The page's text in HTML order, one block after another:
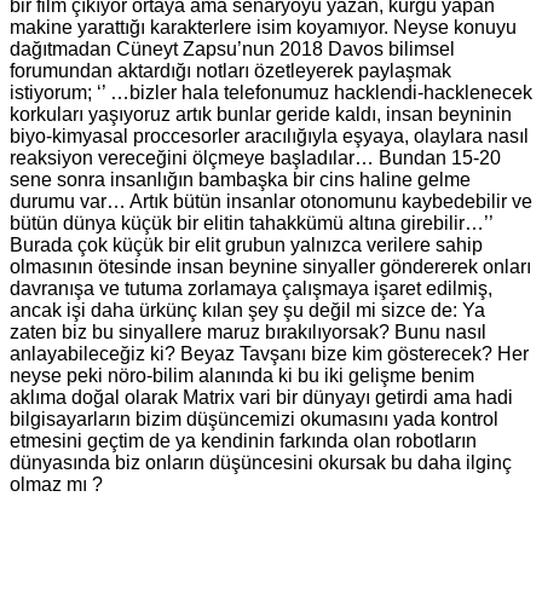
bir film çıkıyor ortaya ama senaryoyu yazan, kurgu yapan
makine yarattığı karakterlere isim koyamıyor. Neyse konuyu
dağıtmadan Cüneyt Zapsu’nun 2018 Davos bilimsel
forumundan aktardığı notları özetleyerek paylaşmak
istiyorum; ‘’ …bizler hala telefonumuz hacklendi-hacklenecek
korkuları yaşıyoruz artık bunlar geride kaldı, insan beyninin
biyo-kimyasal proccesorler aracılığıyla eşyaya, olaylara nasıl
reaksiyon vereceğini ölçmeye başladılar… Bundan 15-20
sene sonra insanlığın bambaşka bir cins haline gelme
durumu var… Artık bütün insanlar otonomunu kaybedebilir ve
bütün dünya küçük bir elitin tahakkümü altına girebilir…’’
Burada çok küçük bir elit grubun yalnızca verilere sahip
olmasının ötesinde insan beynine sinyaller göndererek onları
davranışa ve tutuma zorlamaya çalışmaya işaret edilmiş,
ancak işi daha ürkünç kılan şey şu değil mi sizce de: Ya
zaten biz bu sinyallere maruz bırakılıyorsak? Bunu nasıl
anlayabileceğiz ki? Beyaz Tavşanı bize kim gösterecek? Her
neyse peki nöro-bilim alanında ki bu iki gelişme benim
aklıma doğal olarak Matrix vari bir dünyayı getirdi ama hadi
bilgisayarların bizim düşüncemizi okumasını yada kontrol
etmesini geçtim de ya kendinin farkında olan robotların
dünyasında biz onların düşüncesini okursak bu daha ilginç
olmaz mı ?